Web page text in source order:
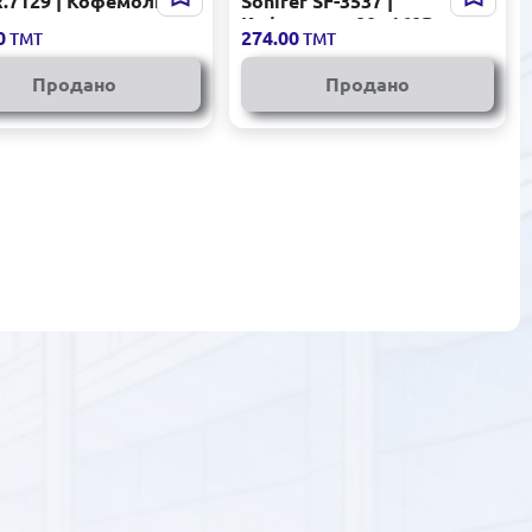
ТМТ
Продано
Кофемолка 80г 160Вт
274.00ТМТ
Продано